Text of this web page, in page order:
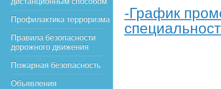
Профилактика терроризма
Правила безопасности
дорожного движения
Пожарная безопасность
Объявления
-График